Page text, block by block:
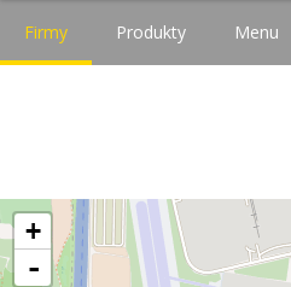
Firmy Produkty Menu
+
-